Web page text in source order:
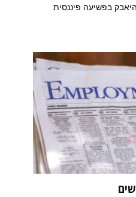
בפשיעה פיננסית